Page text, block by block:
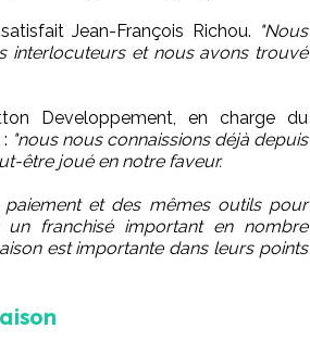
Jean-François Richou. "Nous
interlocuteurs et nous avons trouvé
Developpement, en charge du
"nous nous connaissions déjà depuis
être joué en notre faveur.
et des mêmes outils pour
un franchisé important en nombre
est importante dans leurs points